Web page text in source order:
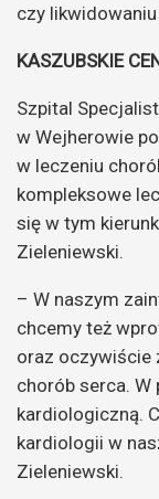
czy
KASZUBSKIE
Szpital
w Wejherowie
w leczeniu
kompleksowe
się w tym
Zieleniewski.
– W naszym
chcemy też
oraz oczywiście
chorób serca.
kardiologiczną.
kardiologii w
Zieleniewski.